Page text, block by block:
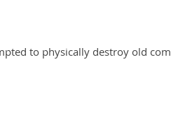
to physically destroy old